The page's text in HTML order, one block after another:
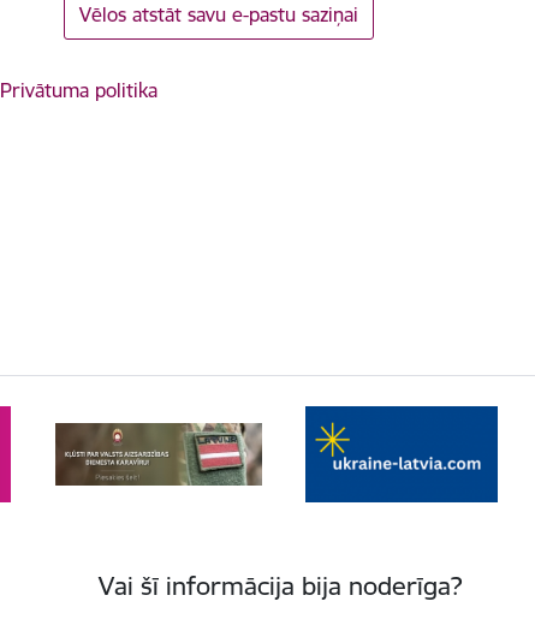
Vēlos atstāt savu e-pastu saziņai
Privātuma politika
Vai šī informācija bija noderīga?